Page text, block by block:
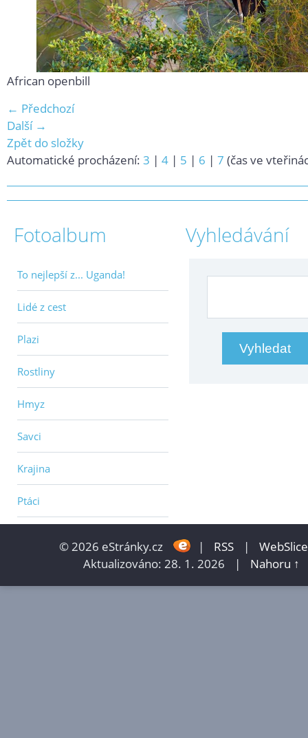
African openbill
← Předchozí
Další →
Zpět do složky
Automatické procházení: 3 | 4 | 5 | 6 | 7 (čas ve
Fotoalbum
To nejlepší z... Uganda!
Lidé z cest
Plazi
Rostliny
Hmyz
Savci
Krajina
Ptáci
Vyhledávání
© 2026 eStránky.cz | RSS |
WebSlice
Aktualizováno: 28. 1. 2026
| Nahoru ↑